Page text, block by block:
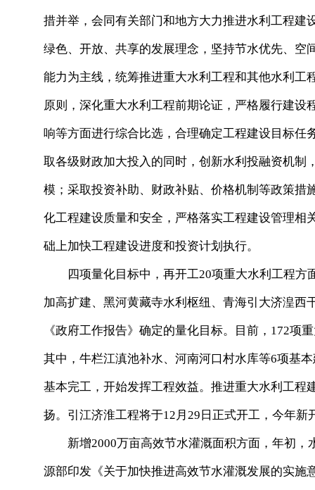
措并举，会同有关部门和地方大力推进水利工程
绿色、开放、共享的发展理念，坚持节水优先、
能力为主线，统筹推进重大水利工程和其他水利工
原则，深化重大水利工程前期论证，严格履行建
响等方面进行综合比选，合理确定工程建设目标
取各级财政加大投入的同时，创新水利投融资机
模；采取投资补助、财政补贴、价格机制等政策
化工程建设质量和安全，严格落实工程建设管理
础上加快工程建设进度和投资计划执行。
四项量化目标中，再开工20项重大水利工程方
加高扩建、黑河黄藏寺水利枢纽、青海引大济湟
《政府工作报告》确定的量化目标。目前，172项
其中，牛栏江滇池补水、河南河口村水库等6项基
基本完工，开始发挥工程效益。推进重大水利工
扬。引江济淮工程将于12月29日正式开工，今年
新增2000万亩高效节水灌溉面积方面，年初，
源部印发《关于加快推进高效节水灌溉发展的实施